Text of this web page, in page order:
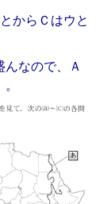
からＣはウと
なので、Ａ